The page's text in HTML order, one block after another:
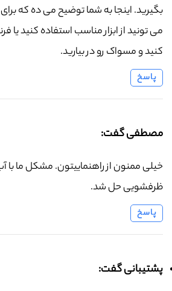
بگیرید. اینجا به شما توضیح می ده که
می تونید از ابزار مناسب استفاده کنید یا
کنید و مسواک رو در بیارید.
پاسخ
مصطفی گفت:
خیلی ممنون از راهنماییتون. مشکل ما
ظرفشویی حل شد.
پاسخ
پشتیبانی گفت: